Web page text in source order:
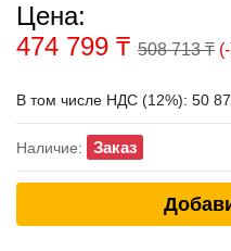
Цена:
474 799 ₸ 508 713 ₸
В том числе НДС (12%): 50
Наличие: Заказ